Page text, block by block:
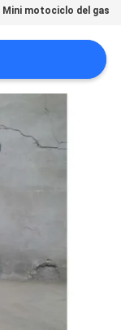
Mini motociclo del gas